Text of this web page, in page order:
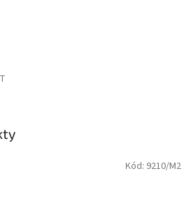
Kód: 9210/M2